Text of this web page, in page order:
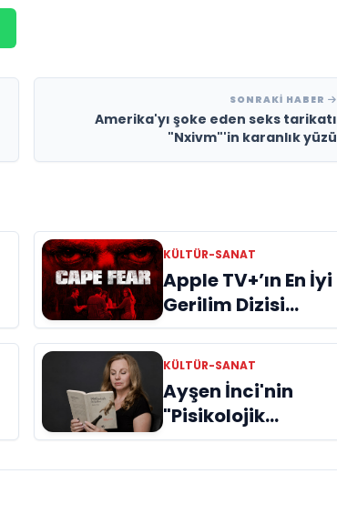
SONRAKI HABER
Amerika'yı şoke eden seks tarikatı
"Nxivm"'in karanlık yüzü
KÜLTÜR-SANAT
Apple TV+’ın En İyi
Gerilim Dizisi
"Cape Fear"
İncelemes
KÜLTÜR-SANAT
Ayşen İnci'nin
"Pisikolojik
Öyküler" adlı yeni
kitabı raflardaki